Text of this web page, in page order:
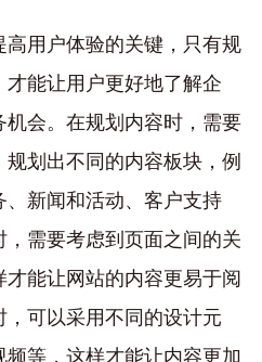
高用户体验的关键，只有规
能让用户更好地了解企
会。在规划内容时，需要
划出不同的内容板块，例
新闻和活动、客户支持
需要考虑到页面之间的关
能让网站的内容更易于阅
可以采用不同的设计元
等，这样才能让内容更加